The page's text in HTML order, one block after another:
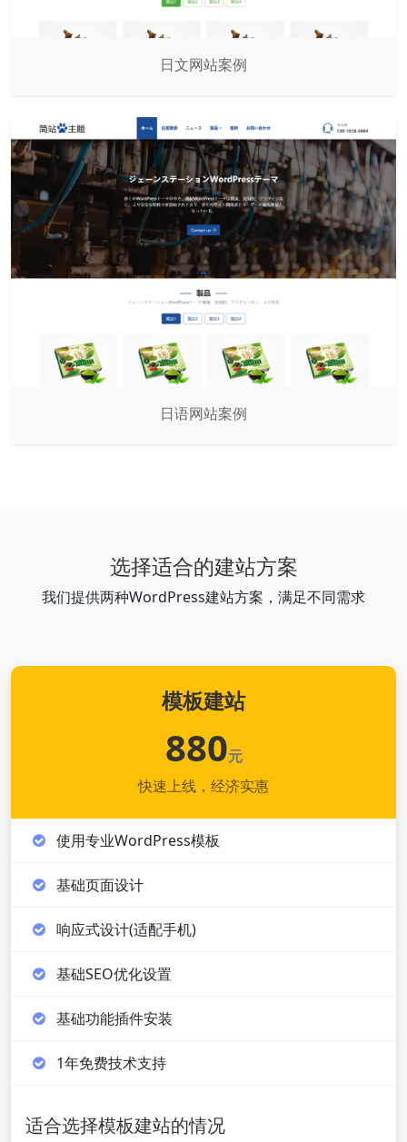
日文网站案例
日语网站案例
选择适合的建站方案
我们提供两种WordPress建站方案，满足不同需求
模板建站
880元
快速上线，经济实惠
使用专业WordPress模板
基础页面设计
响应式设计(适配手机)
基础SEO优化设置
基础功能插件安装
1年免费技术支持
适合选择模板建站的情况